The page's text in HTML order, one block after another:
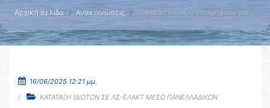
Αρχική σελίδα Ανακοινώσεις Πίνακας ικανών υποψηφίων για …
16/06/2025 12:21 μμ.
ΚΑΤΑΤΑΞΗ ΙΔΙΩΤΩΝ ΣΕ ΛΣ-ΕΛΑΚΤ ΜΕΣΩ ΠΑΝΕΛΛΑΔΙΚΩΝ